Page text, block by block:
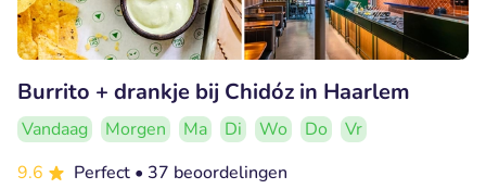
Burrito + drankje bij Chidóz in Haarlem
Vandaag Morgen Ma Di Wo Do
Vr
9.6
Perfect • 37 beoordelingen